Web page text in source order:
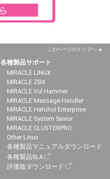
このページのトップへ
各種製品サポート
MIRACLE LINUX
MIRACLE ZBX
MIRACLE Vul Hammer
MIRACLE Message Handler
MIRACLE Hatohol Enterprise
MIRACLE System Savior
MIRACLE CLUSTERPRO
Other Linux
各種製品マニュアルダウンロード
各種製品SLA
評価版ダウンロード